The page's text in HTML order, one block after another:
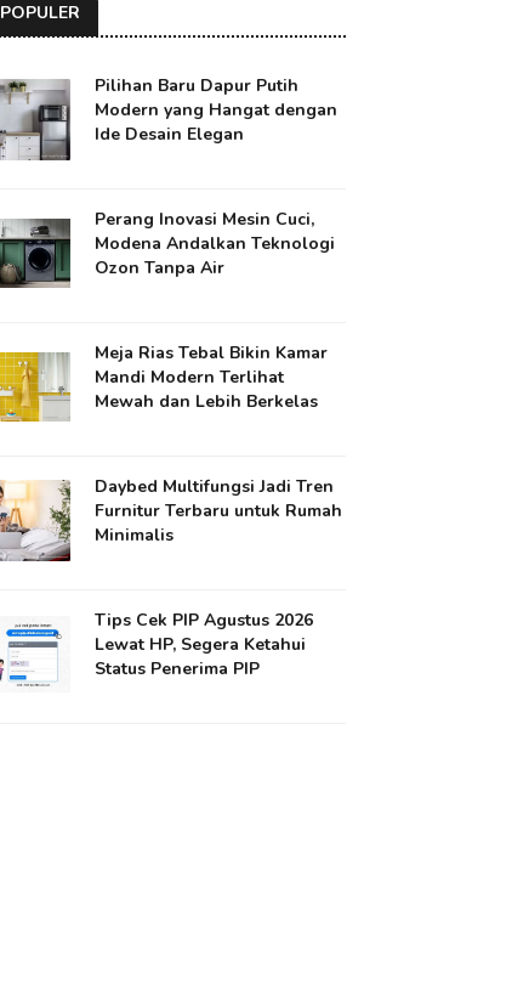
Pilihan Baru Dapur Putih
Modern yang Hangat dengan
Ide Desain Elegan
Perang Inovasi Mesin Cuci,
Modena Andalkan Teknologi
Ozon Tanpa Air
Meja Rias Tebal Bikin Kamar
Mandi Modern Terlihat
Mewah dan Lebih Berkelas
Daybed Multifungsi Jadi Tren
Furnitur Terbaru untuk Rumah
Minimalis
Tips Cek PIP Agustus 2026
Lewat HP, Segera Ketahui
Status Penerima PIP